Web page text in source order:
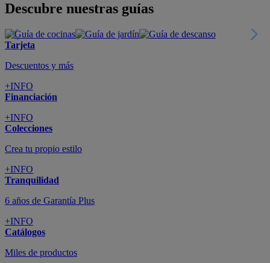
Descubre nuestras guías
Tarjeta
Descuentos y más
+INFO
Financiación
+INFO
Colecciones
Crea tu propio estilo
+INFO
Tranquilidad
6 años de Garantía Plus
+INFO
Catálogos
Miles de productos